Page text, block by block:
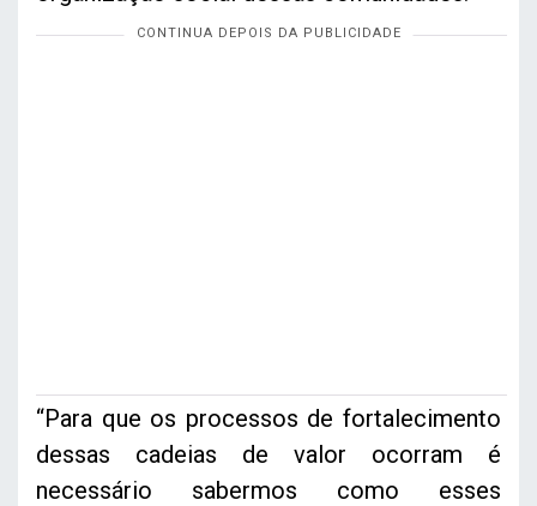
“Para que os processos de fortalecimento
dessas cadeias de valor ocorram é
necessário sabermos como esses